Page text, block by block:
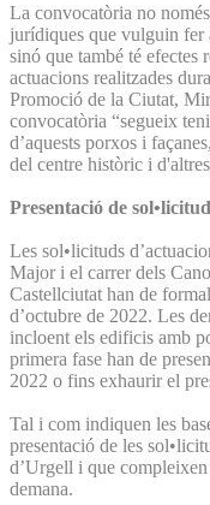
La convocatòria no
jurídiques que vulguin fer
sinó que també té efectes
actuacions realitzades
Promoció de la Ciutat,
convocatòria “segueix
d’aquests porxos i
del centre històric i
Presentació de
Les sol•licituds
Major i el carrer dels
Castellciutat han de
d’octubre de 2022. Les
incloent els edificis amb
primera fase han de
2022 o fins exhaurir el
Tal i com indiquen les
presentació de les
d’Urgell i que
demana.